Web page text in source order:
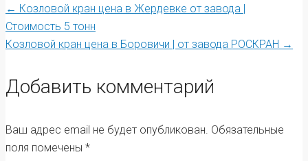
Post
navigation
← Козловой кран цена в Жердевке от завода |
Стоимость 5 тонн
Козловой кран цена в Боровичи | от завода РОСКРАН →
Добавить комментарий
Ваш адрес email не будет опубликован. Обязательные
поля помечены *